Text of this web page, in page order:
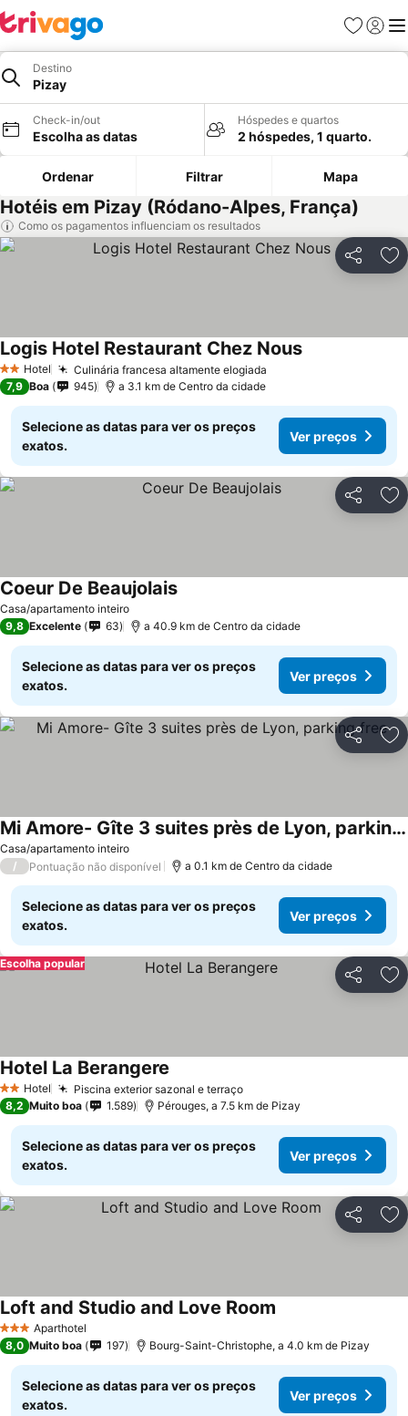
Favoritos
Iniciar
Destino
Pizay
Check-in/out
Escolha as datas
Hóspedes e quartos
2 hóspedes, 1 quarto.
Ordenar Filtrar Mapa
Hotéis em Pizay (Ródano-Alpes, França)
Como os pagamentos influenciam os resultados
Partilhar
2 Estrelas
Hotel Culinária francesa altamente elogiada
Logis Hotel Restaurant Chez Nous
7,9 Boa 945 a 3.1 km de Centro da cidade
Selecione as datas para ver os preços
exatos.
Ver preços
Partilhar
Casa/apartamento inteiro
Coeur De Beaujolais
9,8 Excelente 63 a 40.9 km de Centro da cidade
Selecione as datas para ver os preços
exatos.
Ver preços
Partilhar
Casa/apartamento inteiro
Mi Amore- Gîte 3 suites près de Lyon, parking free
/ Pontuação não disponível a 0.1 km de Centro da cidade
Selecione as datas para ver os preços
exatos.
Ver preços
Partilhar
Escolha popular
2 Estrelas
Hotel Piscina exterior sazonal e terraço
Hotel La Berangere
8,2 Muito boa 1.589 Pérouges, a 7.5 km de Pizay
Selecione as datas para ver os preços
exatos.
Ver preços
Partilhar
3 EstrelasAparthotel
Loft and Studio and Love Room
8,0 Muito boa 197 Bourg-Saint-Christophe, a 4.0 km de Pizay
Selecione as datas para ver os preços
exatos.
Ver preços